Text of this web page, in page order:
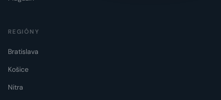
REGIÓNY
Bratislava
Košice
Nitra